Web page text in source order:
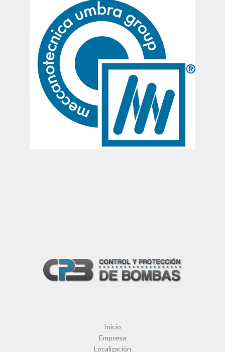
Inicio
Empresa
Localización